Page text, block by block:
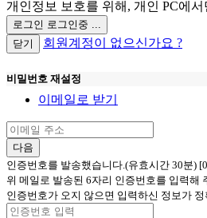
개인정보 보호를 위해, 개인 PC에
로그인 로그인중 ...
닫기
회원계정이 없으신가요 ?
비밀번호 재설정
이메일로 받기
다음
인증번호를 발송했습니다.(유효시간 30분)
위 메일로 발송된 6자리 인증번호를 입력해
인증번호가 오지 않으면 입력하신 정보가 정